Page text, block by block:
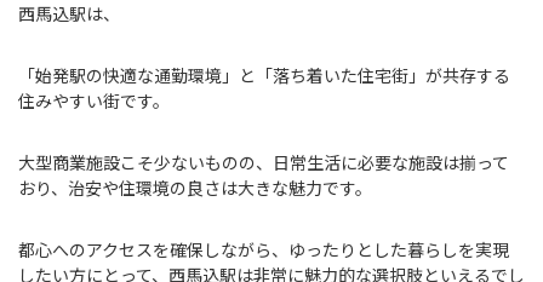
西馬込駅は、
「始発駅の快適な通勤環境」と「落ち着いた住宅街」が共存する
住みやすい街です。
大型商業施設こそ少ないものの、日常生活に必要な施設は揃って
おり、治安や住環境の良さは大きな魅力です。
都心へのアクセスを確保しながら、ゆったりとした暮らしを実現
したい方にとって、西馬込駅は非常に魅力的な選択肢といえるでし